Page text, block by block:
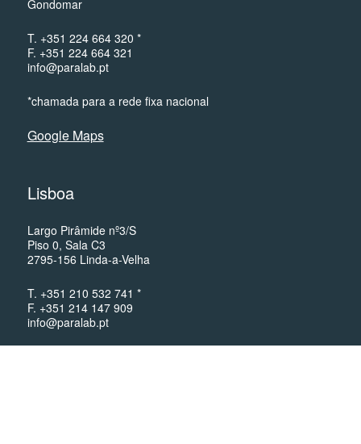
Gondomar
T. +351 224 664 320 *
F. +351 224 664 321
info@paralab.pt
*chamada para a rede fixa nacional
Google Maps
Lisboa
Largo Pirâmide nº3/S
Piso 0, Sala C3
2795-156 Linda-a-Velha
T. +351 210 532 741 *
F. +351 214 147 909
info@paralab.pt